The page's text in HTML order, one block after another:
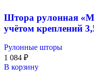
Штора рулонная
учётом креплений
Рулонные шторы
1 084 ₽
В корзину